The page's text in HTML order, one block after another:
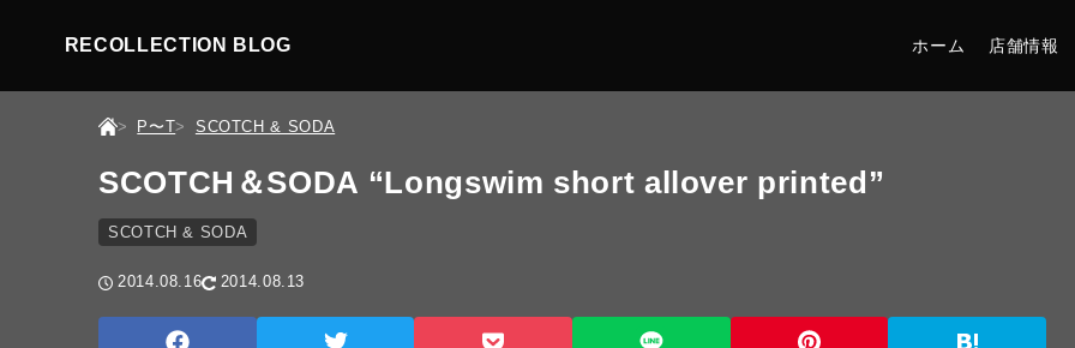
RECOLLECTION BLOG ホーム 店舗情報
P〜T SCOTCH & SODA
SCOTCH＆SODA “Longswim short allover printed”
SCOTCH & SODA
2014.08.16 2014.08.13